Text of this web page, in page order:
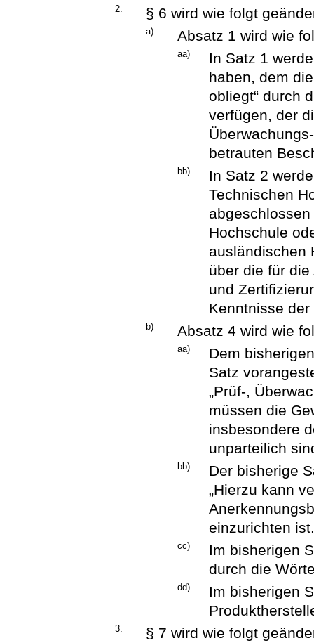
2. § 6 wird wie folgt
a) Absatz 1 wird wie
aa)
In Satz 1
haben, dem
obliegt“ durch
verfügen, der
betrauten
bb)
In Satz 2
Technischen
abgeschlossen
Hochschule
ausländischen
über die für
und
Kenntnisse
b) Absatz 4 wird wie
aa)
Dem
Satz
„Prüf-,
müssen die
insbesondere
unparteilich
bb)
Der bisherige
„Hierzu kann
einzurichten
cc)
Im bisherigen
durch die
dd)
Im bisherigen
3. § 7 wird wie folgt